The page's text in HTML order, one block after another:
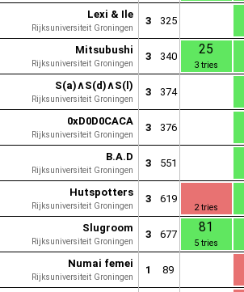
Lexi & Ile
Rijksuniversiteit Groningen
3 325
Mitsubushi
Rijksuniversiteit Groningen
3 340 25
3 tries
S(a)∧S(d)∧S(l)
Rijksuniversiteit Groningen
3 374
0xD0D0CACA
Rijksuniversiteit Groningen
3 376
B.A.D
Rijksuniversiteit Groningen
3 551
Hutspotters
Rijksuniversiteit Groningen
3 619
2 tries
Slugroom
Rijksuniversiteit Groningen
3 677 81
5 tries
Numai femei
Rijksuniversiteit Groningen
1 89